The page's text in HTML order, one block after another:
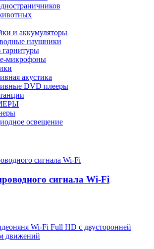
и аккумуляторы
наушники
гарнитуры
микрофоны
акустика
DVD плееры
освещение
сигнала Wi-Fi